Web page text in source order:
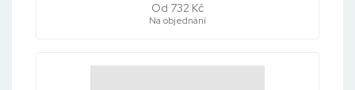
Od 732 Kč
Na objednání